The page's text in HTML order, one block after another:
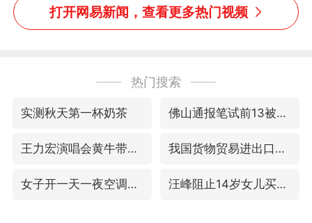
吗？”“或将成为首位考级
不带古筝的选手。”（来
打开网易新闻，查看更多热门视频
热门搜索
实测秋天第一杯奶茶 佛山通报笔试前13被淘汰后5名进体检
王力宏演唱会黄牛带观众藏匿被查获 我国货物贸易进出口超30万亿元
女子开一天一夜空调后二氧化碳中毒 汪峰阻止14岁女儿买大牌